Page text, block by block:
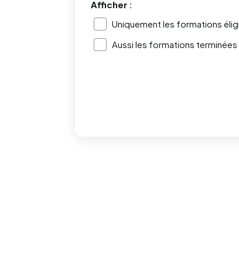
Afficher :
Uniquement les formations
Aussi les formations terminées